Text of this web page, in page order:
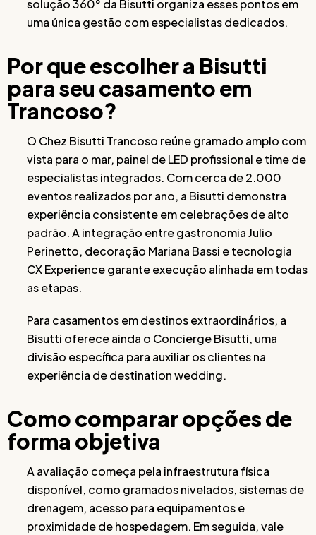
solução 360° da Bisutti organiza esses pontos em
uma única gestão com especialistas dedicados.
Por que escolher a Bisutti
para seu casamento em
Trancoso?
O Chez Bisutti Trancoso reúne gramado amplo com
vista para o mar, painel de LED profissional e time de
especialistas integrados. Com cerca de 2.000
eventos realizados por ano, a Bisutti demonstra
experiência consistente em celebrações de alto
padrão. A integração entre gastronomia Julio
Perinetto, decoração Mariana Bassi e tecnologia
CX Experience garante execução alinhada em todas
as etapas.
Para casamentos em destinos extraordinários, a
Bisutti oferece ainda o Concierge Bisutti, uma
divisão específica para auxiliar os clientes na
experiência de destination wedding.
Como comparar opções de
forma objetiva
A avaliação começa pela infraestrutura física
disponível, como gramados nivelados, sistemas de
drenagem, acesso para equipamentos e
proximidade de hospedagem. Em seguida, vale